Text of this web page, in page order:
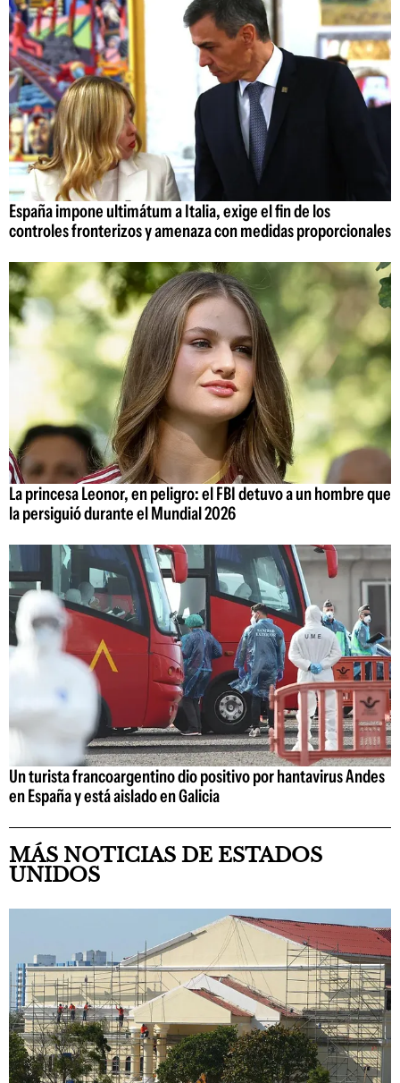
España impone ultimátum a Italia, exige el fin de los
controles fronterizos y amenaza con medidas proporcionales
La princesa Leonor, en peligro: el FBI detuvo a un hombre que
la persiguió durante el Mundial 2026
Un turista francoargentino dio positivo por hantavirus Andes
en España y está aislado en Galicia
MÁS NOTICIAS DE ESTADOS
UNIDOS